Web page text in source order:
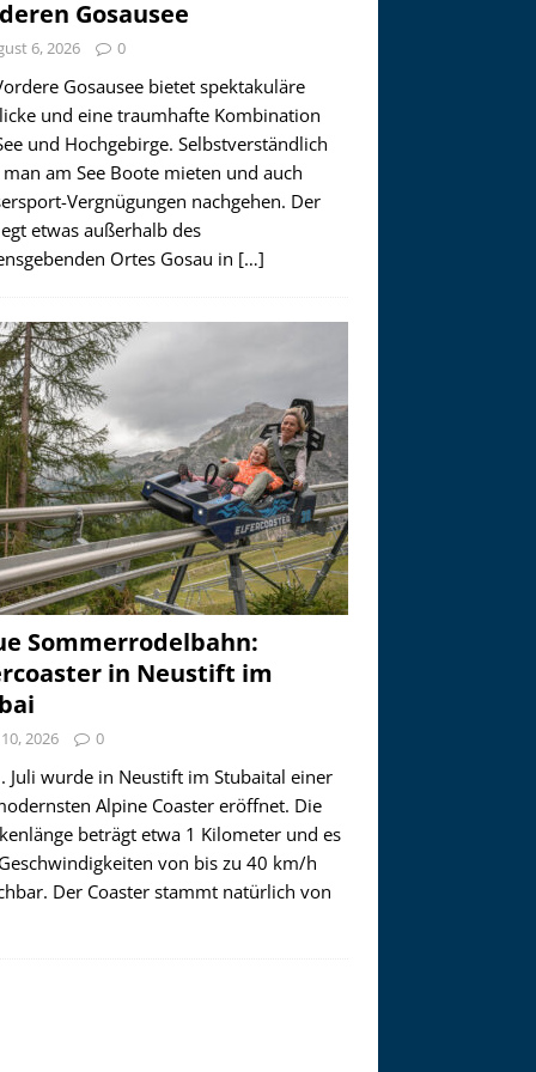
Gosausee
6, 2026 0
Gosausee bietet spektakuläre
und eine traumhafte Kombination
und Hochgebirge. Selbstverständlich
am See Boote mieten und auch
Vergnügungen nachgehen. Der
etwas außerhalb des
Ortes Gosau in […]
Sommerrodelbahn:
in Neustift im
2026 0
Juli wurde in Neustift im Stubaital einer
Alpine Coaster eröffnet. Die
beträgt etwa 1 Kilometer und es
von bis zu 40 km/h
Der Coaster stammt natürlich von